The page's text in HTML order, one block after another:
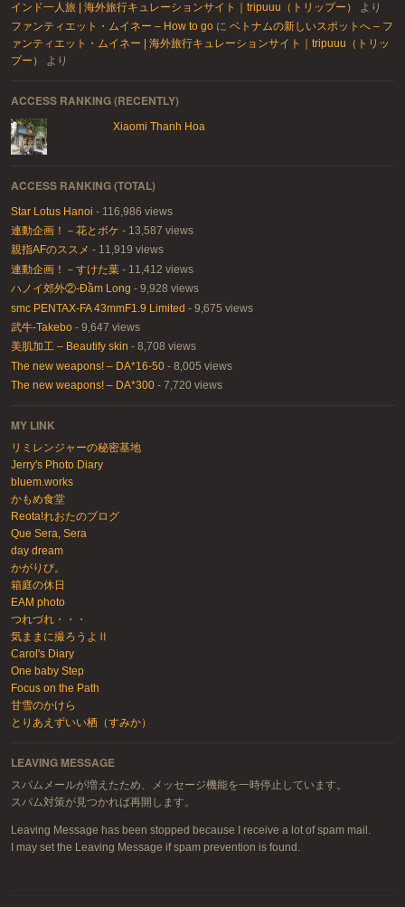
インド一人旅 | 海外旅行キュレーションサイト｜tripuuu（トリップー）
より
ファンティエット・ムイネー – How to goに ベトナムの新しいスポットへ – フ
ァンティエット・ムイネー | 海外旅行キュレーションサイト｜tripuuu（トリッ
プー）
より
ACCESS RANKING (RECENTLY)
Xiaomi Thanh Hoa
ACCESS RANKING (TOTAL)
Star Lotus Hanoi - 116,986 views
連動企画！－花とボケ - 13,587 views
親指AFのススメ - 11,919 views
連動企画！－すけた葉- 11,412 views
ハノイ郊外②-Đầm Long - 9,928 views
smc PENTAX-FA 43mmF1.9 Limited - 9,675 views
武牛-Takebo- 9,647 views
美肌加工 – Beautify skin - 8,708 views
The new weapons! – DA*16-50- 8,005 views
The new weapons! – DA*300- 7,720 views
MY LINK
リミレンジャーの秘密基地
Jerry's Photo Diary
bluem.works
かもめ食堂
Reota!れおたのブログ
Que Sera, Sera
day dream
かがりび。
箱庭の休日
EAM photo
つれづれ・・・
気ままに撮ろうよⅡ
Carol's Diary
One baby Step
Focus on the Path
甘雪のかけら
とりあえずいい栖（すみか）
LEAVING MESSAGE
スパムメールが増えたため、メッセージ機能を一時停止しています。
スパム対策が見つかれば再開します。
Leaving Message has been stopped because I receive a lot of spam mail.
I may set the Leaving Message if spam prevention is found.